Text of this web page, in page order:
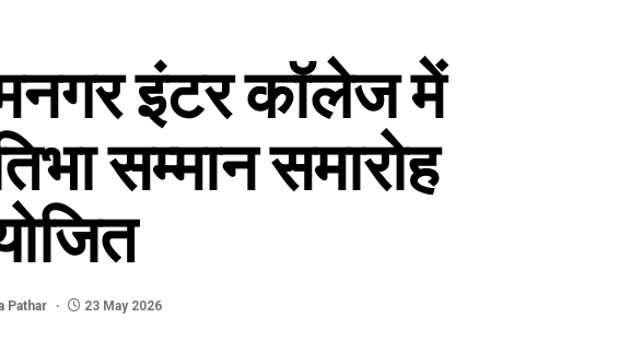
इंटर कॉलेज में
सम्मान समारोह
Pathar 23 May 2026